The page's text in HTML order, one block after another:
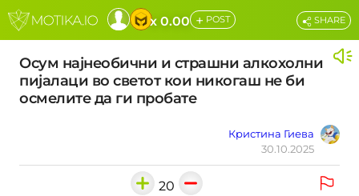
x 0.00 + POST
Осум најнеобични и страшни алкохолни
пијалаци во светот кои никогаш не би
осмелите да ги пробате
Кристина Гиева
30.10.2025
SHARE
20